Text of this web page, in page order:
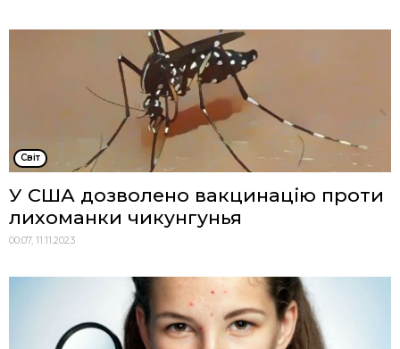
Cвіт
У США дозволено вакцинацію проти
лихоманки чикунгунья
00:07, 11.11.2023